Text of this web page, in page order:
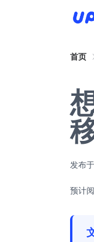
首页
发布于
预计